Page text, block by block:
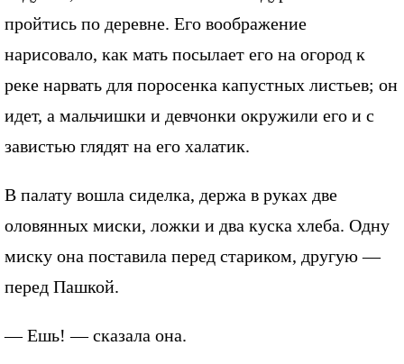
пройтись по деревне. Его воображение
нарисовало, как мать посылает его на огород к
реке нарвать для поросенка капустных листьев; он
идет, а мальчишки и девчонки окружили его и с
завистью глядят на его халатик.
В палату вошла сиделка, держа в руках две
оловянных миски, ложки и два куска хлеба. Одну
миску она поставила перед стариком, другую —
перед Пашкой.
— Ешь! — сказала она.